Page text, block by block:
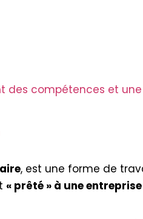
des compétences et
, est une forme de
« prêté » à une